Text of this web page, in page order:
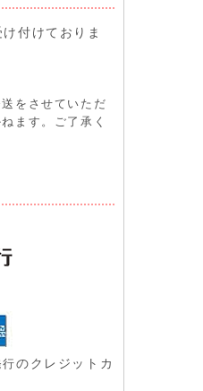
付けておりま
をさせていただ
ます。ご了承く
のクレジットカ